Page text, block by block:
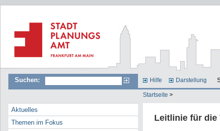
Suchen: Hilfe Darstellung
Startseite >
Aktuelles
Themen im Fokus
Leitlinie für die